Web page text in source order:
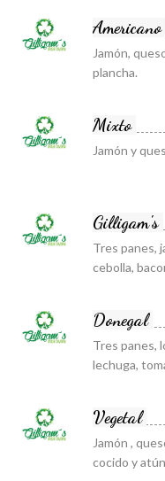
Americano
Jamón,
plancha.
Mixto
Jamón y
Gilligam's
Tres panes,
cebolla,
Donegal
Tres panes,
lechuga,
Vegetal
Jamón ,
cocido y